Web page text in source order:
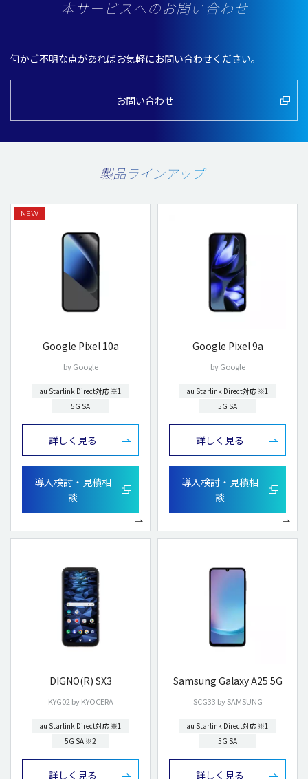
本サービスへのお問い合わせ
何かご不明な点があればお気軽にお問い合わせください。
お問い合わせ
製品ラインアップ
Google Pixel 10a
by Google
au Starlink Direct対応 ※1
5G SA
詳しく見る
導入検討・見積相
談
Google Pixel 9a
by Google
au Starlink Direct対応 ※1
5G SA
詳しく見る
導入検討・見積相
談
DIGNO(R) SX3
KYG02 by KYOCERA
au Starlink Direct対応 ※1
5G SA ※2
詳しく見る
Samsung Galaxy A25 5G
SCG33 by SAMSUNG
au Starlink Direct対応 ※1
5G SA
詳しく見る